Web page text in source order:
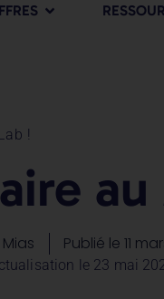
!
Publié le 11
le 23 mai